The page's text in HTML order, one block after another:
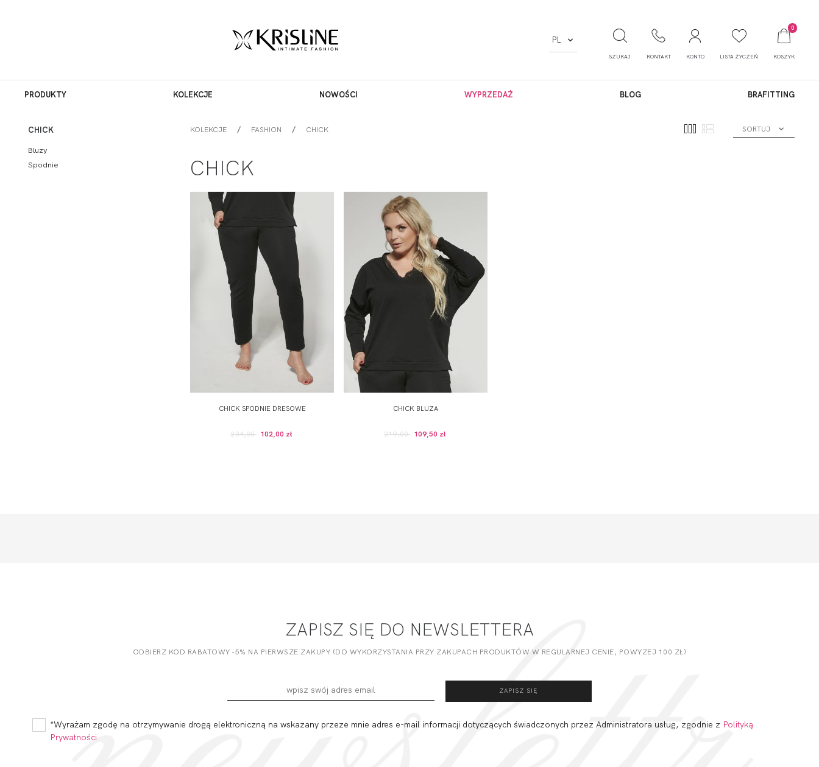
PL
SZUKAJ KONTAKT KONTO LISTA ŻYCZEŃ
0
KOSZYK
PRODUKTY KOLEKCJE NOWOŚCI WYPRZEDAŻ BLOG BRAFITTING
CHICK
Bluzy
Spodnie
KOLEKCJE FASHION CHICK SORTUJ
CHICK
CHICK SPODNIE DRESOWE
204,00 102,00 zł
CHICK BLUZA
219,00 109,50 zł
ZAPISZ SIĘ DO NEWSLETTERA
ODBIERZ KOD RABATOWY -5% NA PIERWSZE ZAKUPY (DO WYKORZYSTANIA PRZY ZAKUPACH PRODUKTÓW W REGULARNEJ CENIE, POWYZEJ 100 ZŁ)
*Wyrażam zgodę na otrzymywanie drogą elektroniczną na wskazany przeze mnie adres e-mail informacji dotyczących świadczonych przez Administratora usług, zgodnie z Polityką
Prywatności